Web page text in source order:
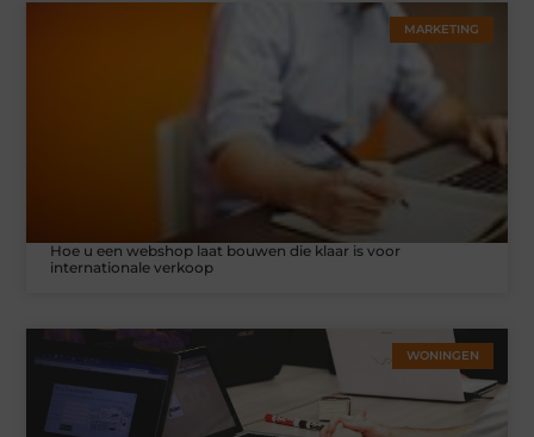
MARKETING
Hoe u een webshop laat bouwen die klaar is voor
internationale verkoop
WONINGEN